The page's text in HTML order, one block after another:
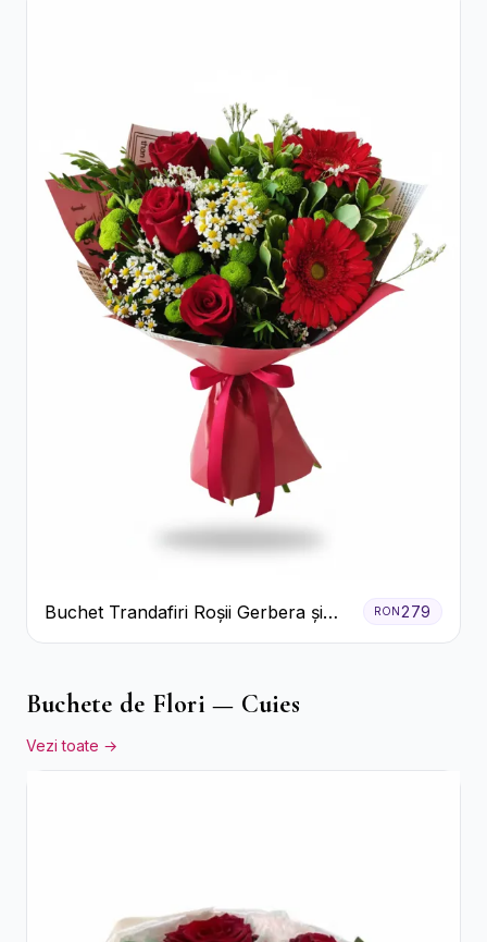
Buchet Trandafiri Roșii Gerbera și
Verdeață
RON 279
Buchete de Flori — Cuies
Vezi toate →